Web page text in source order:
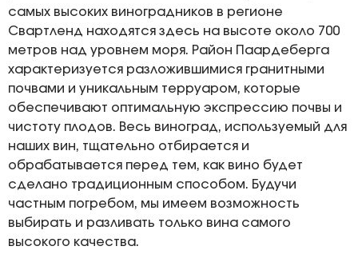
самых высоких виноградников в регионе
Свартленд находятся здесь на высоте около 700
метров над уровнем моря. Район Паардеберга
характеризуется разложившимися гранитными
почвами и уникальным терруаром, которые
обеспечивают оптимальную экспрессию почвы и
чистоту плодов. Весь виноград, используемый для
наших вин, тщательно отбирается и
обрабатывается перед тем, как вино будет
сделано традиционным способом. Будучи
частным погребом, мы имеем возможность
выбирать и разливать только вина самого
высокого качества.